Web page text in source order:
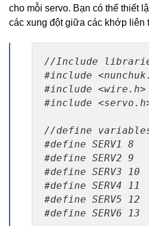
cho mỗi servo. Bạn có thể thiết
các xung đột giữa các khớp liên
//Include
#include
#include <wire.h>
#include
//define
#define SERV1
#define SERV2
#define SERV3
#define SERV4
#define SERV5
#define SERV6